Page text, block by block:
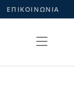
ΕΠΙΚΟΙΝΩΝΙΑ